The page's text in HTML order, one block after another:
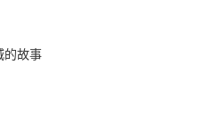
的故事